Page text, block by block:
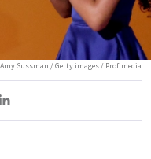
Amy Sussman / Getty images / Profimedia